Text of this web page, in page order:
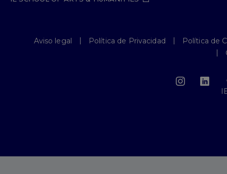
Aviso legal Política de Privacidad
Política de